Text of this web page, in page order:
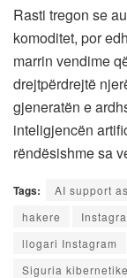
Rasti tregon se
komoditet, por
marrin vendime
drejtpërdrejtë
gjeneratën e
inteligjencën
rëndësishme sa
Tags: AI support
hakere
llogari Instagram
Siguria kibernetike